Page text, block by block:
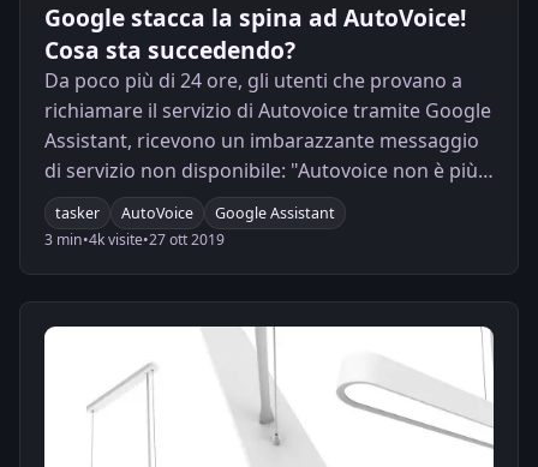
Google stacca la spina ad AutoVoice!
Cosa sta succedendo?
Da poco più di 24 ore, gli utenti che provano a
richiamare il servizio di Autovoice tramite Google
Assistant, ricevono un imbarazzante messaggio
di servizio non disponibile: "Autovoice non è più
disponibile" oppure "impossibile raggiungere
AutoVoice".
tasker AutoVoice
Google Assistant
3 min•4k visite•27 ott 2019